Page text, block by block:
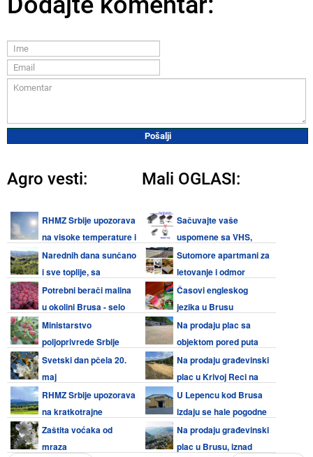
Agro vesti:
RHMZ Srbije upozorava
na visoke temperature i
nastavak toplotnog talasa
tokom naredne sedmice
Narednih dana sunčano
i sve toplije, sa
temperaturom i do 38°C
Potrebni berači malina
u okolini Brusa - selo
VlajkovciMinistarstvo
poljoprivrede Srbije
najavilo kontrole zasada malina
Svetski dan pčela 20.
maj
RHMZ Srbije upozorava
na kratkotrajne
vremenske nepogode 11. i 12.
maja 2026.
Zaštita voćaka od
mraza
Mali OGLASI:
Sačuvajte vaše
uspomene sa VHS,
Video 8, Hi8, Mini DV kaseta i
audio kaseta
Sutomore apartmani za
letovanje i odmor
Časovi engleskog
jezika u Brusu
Na prodaju plac sa
objektom pored puta
Kruševac - BrusNa prodaju građevinski
plac u Krivoj Reci na
KopaonikuU Lepencu kod Brusa
izdaju se hale pogodne
za razne delatnosti
Na prodaju građevinski
plac u Brusu, iznad